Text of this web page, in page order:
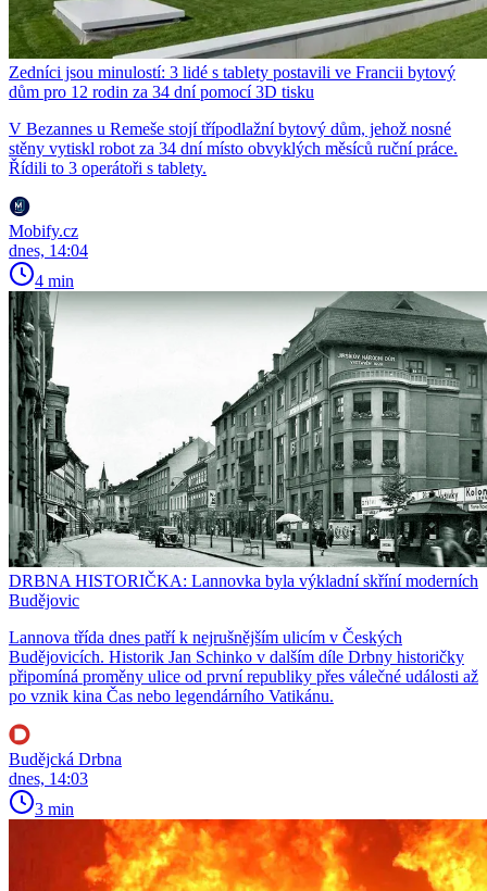
Zedníci jsou minulostí: 3 lidé s tablety postavili ve Francii bytový
dům pro 12 rodin za 34 dní pomocí 3D tisku
V Bezannes u Remeše stojí třípodlažní bytový dům, jehož nosné
stěny vytiskl robot za 34 dní místo obvyklých měsíců ruční práce.
Řídili to 3 operátoři s tablety.
Mobify.cz
dnes, 14:04
4 min
DRBNA HISTORIČKA: Lannovka byla výkladní skříní moderních
Budějovic
Lannova třída dnes patří k nejrušnějším ulicím v Českých
Budějovicích. Historik Jan Schinko v dalším díle Drbny historičky
připomíná proměny ulice od první republiky přes válečné události až
po vznik kina Čas nebo legendárního Vatikánu.
Budějcká Drbna
dnes, 14:03
3 min